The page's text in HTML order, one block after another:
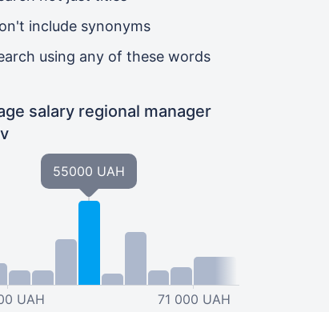
include synonyms
using any of these words
salary regional manager
UAH
55000 UAH
71 000 UAH